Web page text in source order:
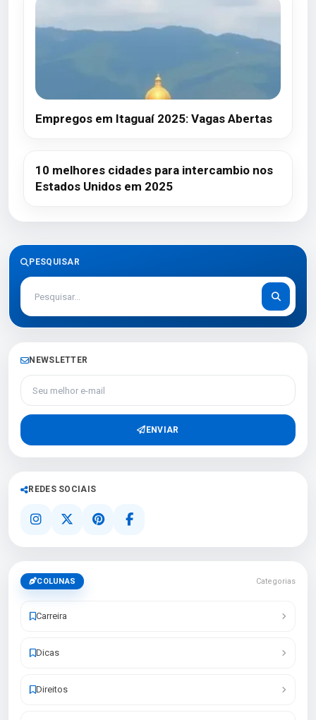
Empregos em Itaguaí 2025: Vagas Abertas
10 melhores cidades para intercambio nos
Estados Unidos em 2025
PESQUISAR
NEWSLETTER
Seu melhor e-mail
ENVIAR
REDES SOCIAIS
COLUNAS Categorias
Carreira
Dicas
Direitos